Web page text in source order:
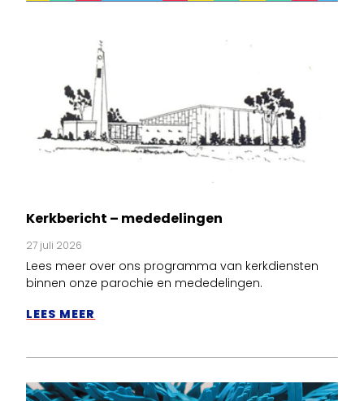
Kerkbericht – mededelingen
27 juli 2026
Lees meer over ons programma van kerkdiensten
binnen onze parochie en mededelingen.
LEES MEER